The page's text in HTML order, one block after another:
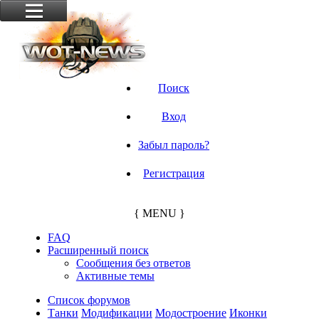
Поиск
Вход
Забыл пароль?
Регистрация
{ MENU }
FAQ
Расширенный поиск
Сообщения без ответов
Активные темы
Список форумов
Танки Модификации Модостроение Иконки